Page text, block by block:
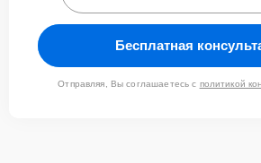
обращение сопровождается вниманием
позволяет нам эффективно решать
задачи.
Бесплатная
Отправляя, Вы соглашаетесь с политикой